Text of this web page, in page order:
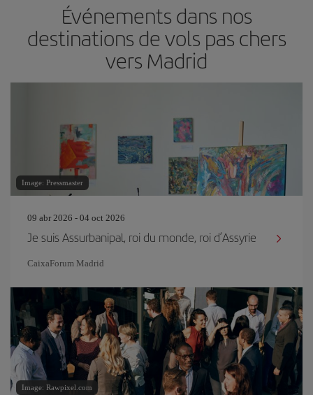
Événements dans nos
destinations de vols pas chers
vers Madrid
Image: Pressmaster
09 abr 2026 - 04 oct 2026
Je suis Assurbanipal, roi du monde, roi d’Assyrie
CaixaForum Madrid
Image: Rawpixel.com